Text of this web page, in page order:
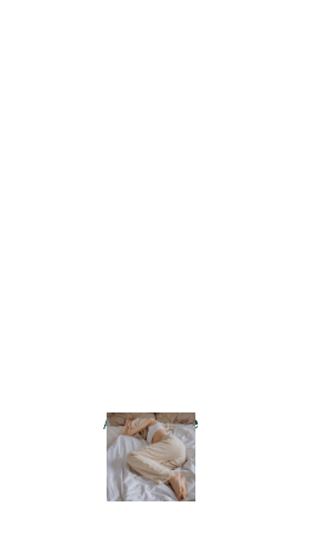
Albträume